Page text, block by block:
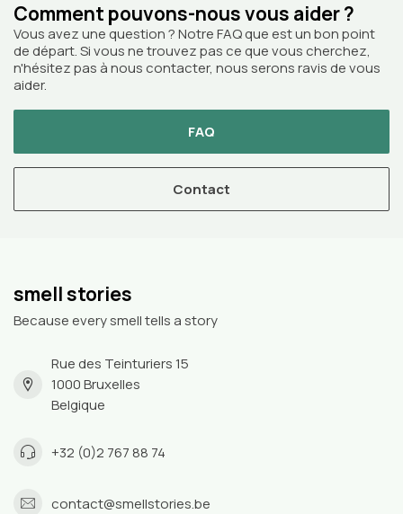
Comment pouvons-nous vous aider ?
Vous avez une question ? Notre FAQ que est un bon point
de départ. Si vous ne trouvez pas ce que vous cherchez,
n'hésitez pas à nous contacter, nous serons ravis de vous
aider.
FAQ
Contact
smell stories
Because every smell tells a story
Rue des Teinturiers 15
1000 Bruxelles
Belgique
+32 (0)2 767 88 74
contact@smellstories.be